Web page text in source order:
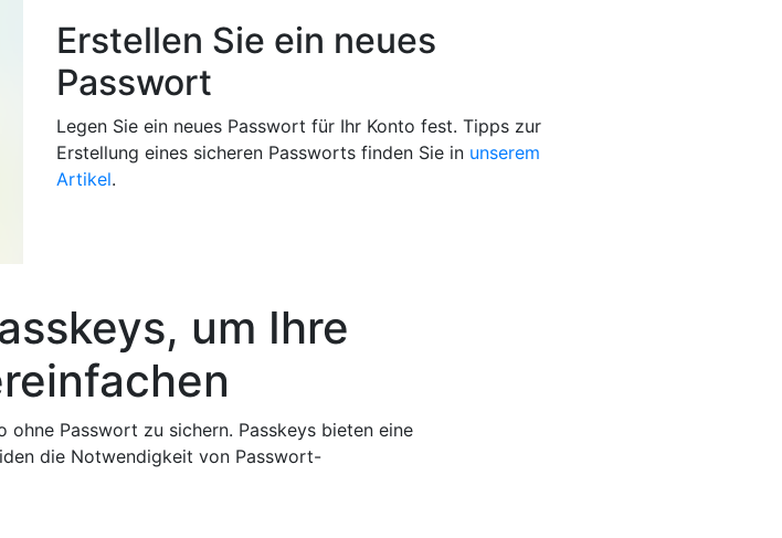
Erstellen Sie ein neues
Passwort
Legen Sie ein neues Passwort für Ihr Konto fest. Tipps zur
Erstellung eines sicheren Passworts finden Sie in unserem
Artikel.
um Ihre
ohne Passwort zu sichern. Passkeys bieten eine
die Notwendigkeit von Passwort-